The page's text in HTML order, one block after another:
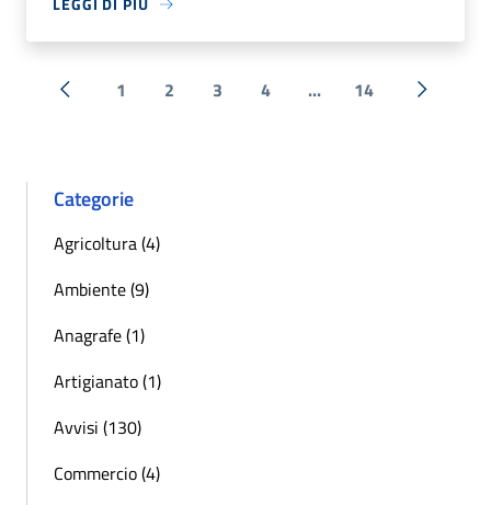
« Precedente
1 2 3 4 ... 14
Categorie
Agricoltura (4)
Ambiente (9)
Anagrafe (1)
Artigianato (1)
Avvisi (130)
Commercio (4)